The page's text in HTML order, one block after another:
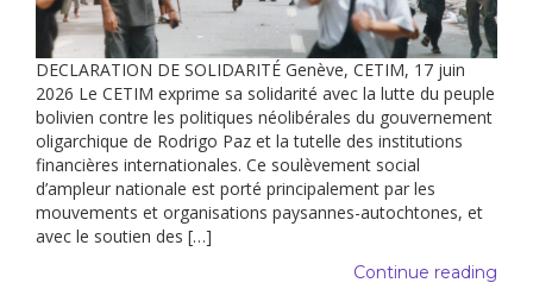
DECLARATION DE SOLIDARITÉ Genève, CETIM, 17 juin
2026 Le CETIM exprime sa solidarité avec la lutte du peuple
bolivien contre les politiques néolibérales du gouvernement
oligarchique de Rodrigo Paz et la tutelle des institutions
financières internationales. Ce soulèvement social
d’ampleur nationale est porté principalement par les
mouvements et organisations paysannes-autochtones, et
avec le soutien des […]
Continue reading